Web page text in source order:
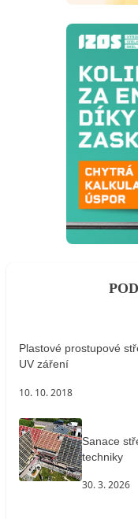
Plastové prostupové
UV záření
10. 10. 2018
Sanace
techniky
30. 3. 2026